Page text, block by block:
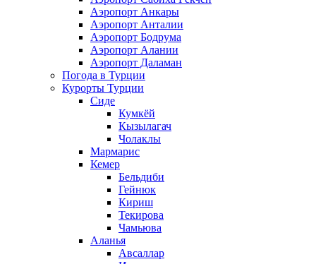
Аэропорт Анкары
Аэропорт Анталии
Аэропорт Бодрума
Аэропорт Алании
Аэропорт Даламан
Погода в Турции
Курорты Турции
Сиде
Кумкёй
Кызылагач
Чолаклы
Мармарис
Кемер
Бельдиби
Гейнюк
Кириш
Текирова
Чамьюва
Аланья
Авсаллар